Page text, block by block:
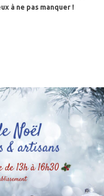
à ne pas manquer !